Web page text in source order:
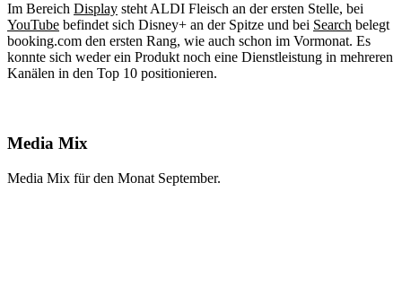
Im Bereich Display steht ALDI Fleisch an der ersten Stelle, bei
YouTube befindet sich Disney+ an der Spitze und bei Search belegt
booking.com den ersten Rang, wie auch schon im Vormonat. Es
konnte sich weder ein Produkt noch eine Dienstleistung in mehreren
Kanälen in den Top 10 positionieren.
Media Mix
Media Mix für den Monat September.